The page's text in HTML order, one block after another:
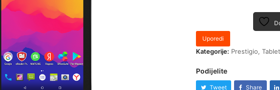
Uporedi
Kategorije: Prestigio,
Podijelite
Tweet Share